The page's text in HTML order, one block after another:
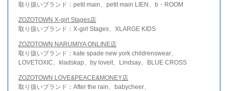
取り扱いブランド：petit main、petit main LIEN、b・ROOM
ZOZOTOWN X-girl Stages店
取り扱いブランド：X-girl Stages、XLARGE KIDS
ZOZOTOWN NARUMIYA ONLINE店
取り扱いブランド：kate spade new york childrenswear、
LOVETOXIC、kladskap、by loveit、Lindsay、BLUE CROSS
ZOZOTOWN LOVE&PEACE&MONEY店
取り扱いブランド：After the rain、babycheer、